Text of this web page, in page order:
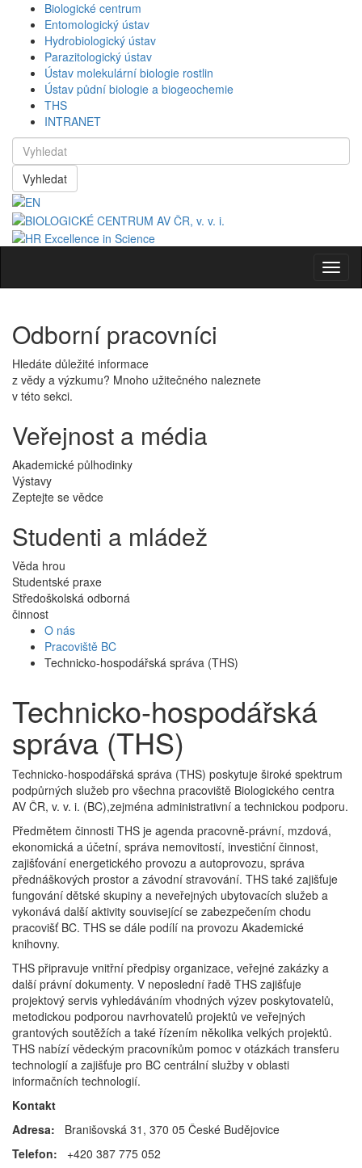
Biologické centrum
Entomologický ústav
Hydrobiologický ústav
Parazitologický ústav
Ústav molekulární biologie rostlin
Ústav půdní biologie a biogeochemie
THS
INTRANET
Vyhledat
Odborní pracovníci
Hledáte důležité informace
z vědy a výzkumu? Mnoho užitečného naleznete
v této sekci.
Veřejnost a média
Akademické půlhodinky
Výstavy
Zeptejte se vědce
Studenti a mládež
Věda hrou
Studentské praxe
Středoškolská odborná
činnost
O nás
Pracoviště BC
Technicko-hospodářská správa (THS)
Technicko-hospodářská
správa (THS)
Technicko-hospodářská správa (THS) poskytuje široké spektrum
podpůrných služeb pro všechna pracoviště Biologického centra
AV ČR, v. v. i. (BC),zejména administrativní a technickou podporu.
Předmětem činnosti THS je agenda pracovně-právní, mzdová,
ekonomická a účetní, správa nemovitostí, investiční činnost,
zajišťování energetického provozu a autoprovozu, správa
přednáškových prostor a závodní stravování. THS také zajišťuje
fungování dětské skupiny a neveřejných ubytovacích služeb a
vykonává další aktivity související se zabezpečením chodu
pracovišť BC. THS se dále podílí na provozu Akademické
knihovny.
THS připravuje vnitřní předpisy organizace, veřejné zakázky a
další právní dokumenty. V neposlední řadě THS zajišťuje
projektový servis vyhledáváním vhodných výzev poskytovatelů,
metodickou podporou navrhovatelů projektů ve veřejných
grantových soutěžích a také řízením několika velkých projektů.
THS nabízí vědeckým pracovníkům pomoc v otázkách transferu
technologií a zajišťuje pro BC centrální služby v oblasti
informačních technologií.
Kontakt
Adresa: Branišovská 31, 370 05 České Budějovice
Telefon:
+420 387 775 052